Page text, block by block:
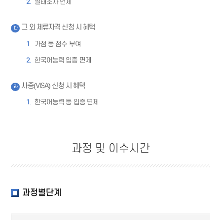
실태조사 면제
다 그 외 체류자격 신청 시 혜택
가점 등 점수 부여
한국어능력 입증 면제
라 사증(VISA) 신청 시 혜택
한국어능력 등 입증 면제
과정 및 이수시간
과정별단계